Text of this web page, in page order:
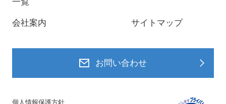
一覧
会社案内 サイトマップ
お問い合わせ
個人情報保護方針